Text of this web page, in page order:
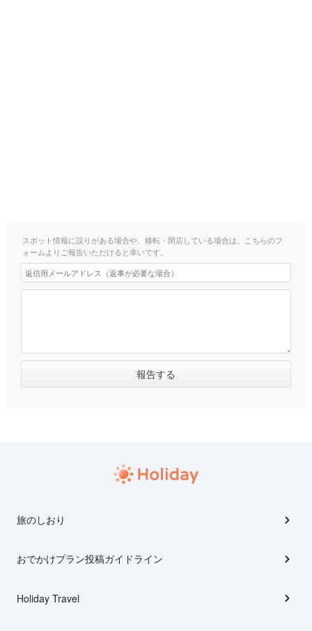
スポット情報に誤りがある場合や、移転・閉店している場合は、こちらのフ
ォームよりご報告いただけると幸いです。
旅のしおり
おでかけプラン投稿ガイドライン
Holiday Travel